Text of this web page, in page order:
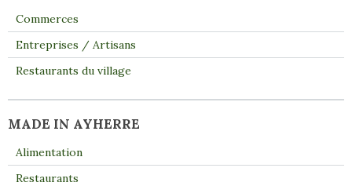
Commerces
Entreprises / Artisans
Restaurants du village
MADE IN AYHERRE
Alimentation
Restaurants